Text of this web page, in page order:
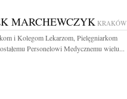
MARCHEWCZYK KRAKÓW
i Kolegom Lekarzom, Pielęgniarkom
Personelowi Medycznemu wielu...